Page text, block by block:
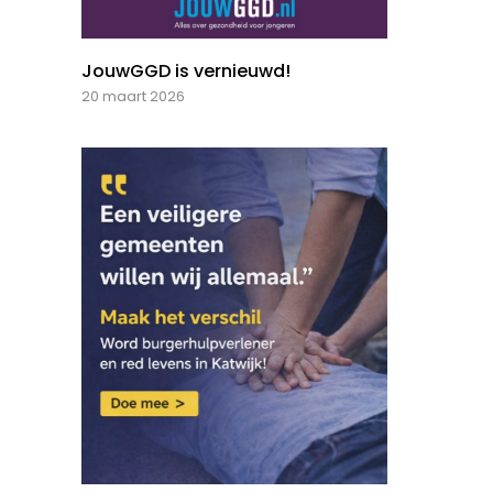
JouwGGD is vernieuwd!
20 maart 2026